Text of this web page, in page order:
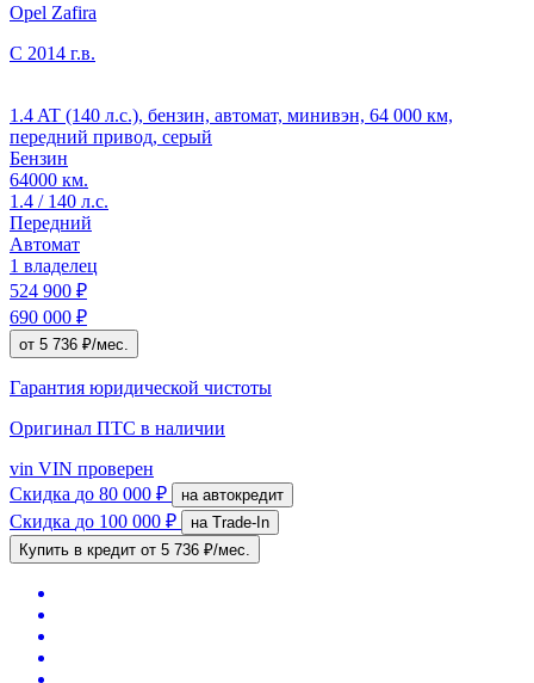
Opel Zafira
C 2014 г.в.
1.4 AT (140 л.с.), бензин, автомат, минивэн, 64 000 км,
передний привод, серый
Бензин
64000 км.
1.4 / 140 л.с.
Передний
Автомат
1 владелец
524 900 ₽
690 000 ₽
от 5 736 ₽/мес.
Гарантия юридической чистоты
Оригинал ПТС в наличии
vin VIN проверен
Скидка до 80 000 ₽ на автокредит
Скидка до 100 000 ₽
на Trade-In
Купить в кредит от 5 736 ₽/мес.